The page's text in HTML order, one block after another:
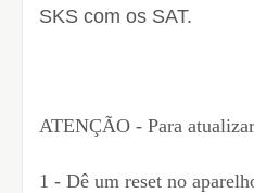
SKS com os SAT.
ATENÇÃO - Para
1 - Dê um reset no